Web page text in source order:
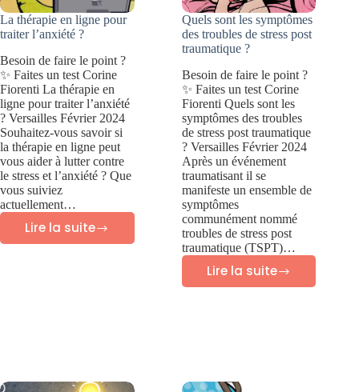
La thérapie en ligne pour
traiter l’anxiété ?
Besoin de faire le point ?
✨ Faites un test Corine
Fiorenti La thérapie en
ligne pour traiter l’anxiété
? Versailles Février 2024
Souhaitez-vous savoir si
la thérapie en ligne peut
vous aider à lutter contre
le stress et l’anxiété ? Que
vous suiviez
actuellement…
Lire la suite
l’anxiété
Quels sont les symptômes
des troubles de stress post
traumatique ?
Besoin de faire le point ?
✨ Faites un test Corine
Fiorenti Quels sont les
symptômes des troubles
de stress post traumatique
? Versailles Février 2024
Après un événement
traumatisant il se
manifeste un ensemble de
symptômes
communément nommé
troubles de stress post
traumatique (TSPT)…
Lire la suite